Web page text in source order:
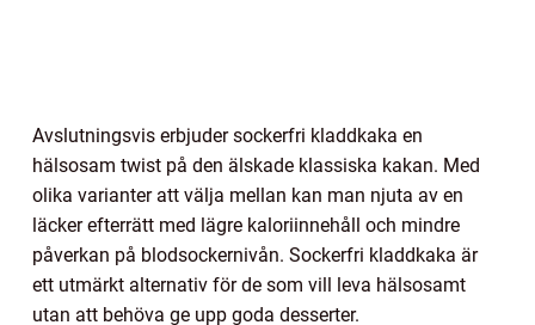
Avslutningsvis erbjuder sockerfri kladdkaka en
hälsosam twist på den älskade klassiska kakan. Med
olika varianter att välja mellan kan man njuta av en
läcker efterrätt med lägre kaloriinnehåll och mindre
påverkan på blodsockernivån. Sockerfri kladdkaka är
ett utmärkt alternativ för de som vill leva hälsosamt
utan att behöva ge upp goda desserter.